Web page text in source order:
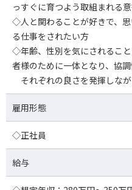
っすぐに育つよう取組まれる
◇人と関わることが好きで、
る仕事をされたい方
◇年齢、性別を気にされるこ
者様のために一体となり、協調
それぞれの良さを発揮しな
雇用形態
◇正社員
給与